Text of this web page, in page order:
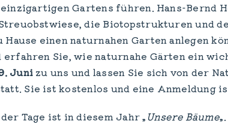
Gartens führen. Hans-Bernd
die Biotopstrukturen und
Hause einen naturnahen Garten anlegen
Sie, wie naturnahe Gärten ein
Juni zu uns und lassen Sie sich von der
Sie ist kostenlos und eine Anmeldung
Tage ist in diesem Jahr „ Unsere Bäume